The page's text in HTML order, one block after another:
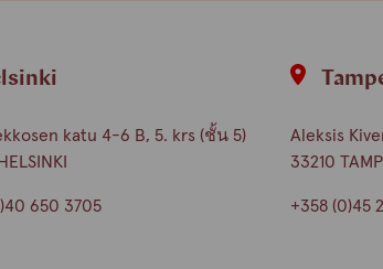
katu 4-6 B, 5. krs (ชั้น 5)
650 3705
Aleksis
33210
+358 (0)45